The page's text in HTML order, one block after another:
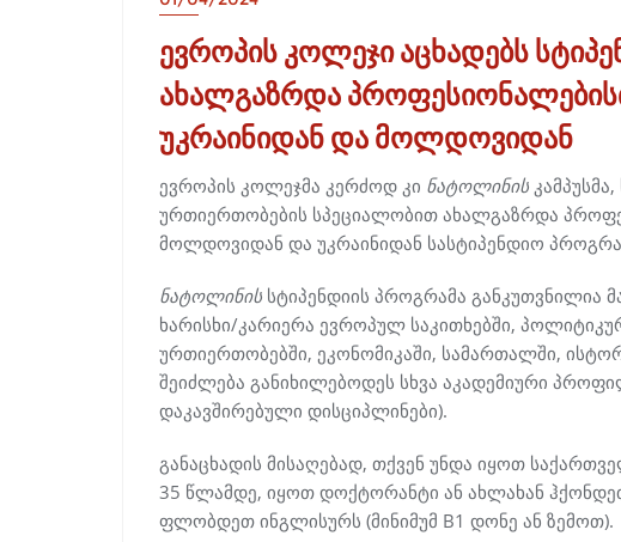
ევროპის კოლეჯი აცხადებს
ახალგაზრდა
უკრაინიდან და მოლდოვიდან
ევროპის კოლეჯმა კერძოდ კი ნატოლინის
ურთიერთობების სპეციალობით ახალგაზრდა
მოლდოვიდან და უკრაინიდან სასტიპენდიო
ნატოლინის სტიპენდიის პროგრამა განკუთვნილია
ხარისხი/კარიერა ევროპულ საკითხებში,
ურთიერთობებში, ეკონომიკაში, სამართალში,
შეიძლება განიხილებოდეს სხვა აკადემიური
დაკავშირებული დისციპლინები).
განაცხადის მისაღებად, თქვენ უნდა იყოთ
35 წლამდე, იყოთ დოქტორანტი ან ახლახან
ფლობდეთ ინგლისურს (მინიმუმ B1 დონე ან ზემოთ).